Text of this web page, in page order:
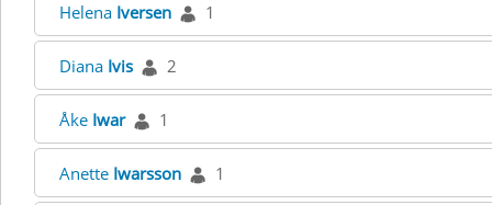
Helena Iversen 1
Diana Ivis 2
Åke Iwar 1
Anette Iwarsson 1